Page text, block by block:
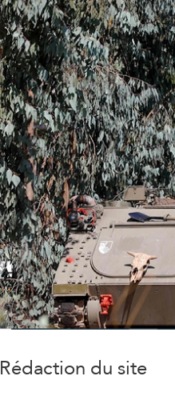
Rédaction du site